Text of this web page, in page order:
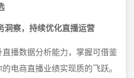
洞察，持续优化直播运营
播数据分析能力，掌握可借鉴
电商直播业绩实现质的飞跃。